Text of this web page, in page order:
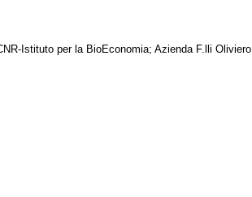
Istituto per la BioEconomia; Azienda F.lli Oliviero